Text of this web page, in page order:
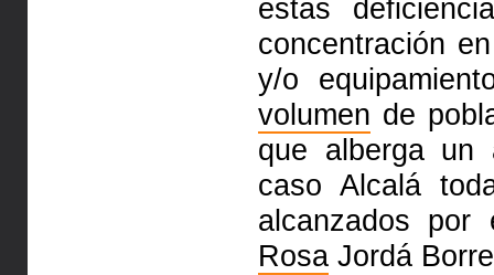
estas
concentración
y/o
volumen de
que alberga un
caso Alcalá
alcanzados por
Rosa Jordá